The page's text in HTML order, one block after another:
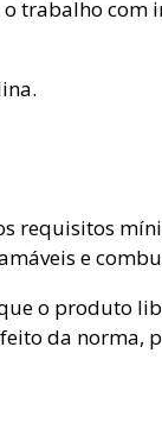
trabalho
requisitos
e
o produto
da norma,